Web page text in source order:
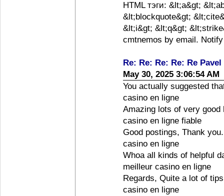
HTML тэги: &lt;a&gt;
&lt;blockquote&gt;
&lt;i&gt; &lt;q&gt;
cmtnemos by email.
Re: Re: Re: Re: Re Pavel
May 30, 2025 3:06:54 AM
You actually suggested
casino en ligne
Amazing lots of very good
casino en ligne fiable
Good postings, Thank you.
casino en ligne
Whoa all kinds of helpful
meilleur casino en ligne
Regards, Quite a lot of
casino en ligne